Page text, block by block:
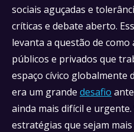
sociais aguçadas e
críticas e debate aberto.
levanta a questão de
públicos e privados que
espaço cívico globalmente
era um grande desafio
ainda mais difícil e
estratégias que sejam